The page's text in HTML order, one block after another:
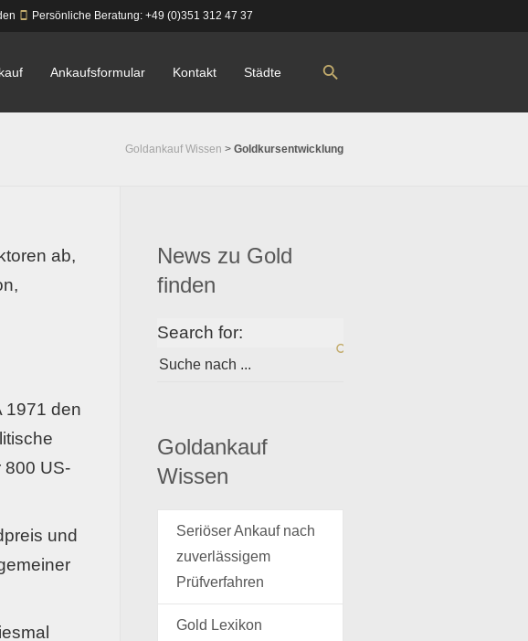
Persönliche Beratung: +49 (0)351 312 47 37
Ankaufsformular Kontakt Städte
Goldankauf Wissen > Goldkursentwicklung
ab,
1971 den
800 US-
und
News zu Gold
finden
Search for:
Goldankauf
Wissen
Seriöser Ankauf nach
zuverlässigem
Prüfverfahren
Gold Lexikon